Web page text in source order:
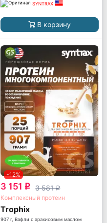
SYNTRAX
В корзину
-12%
3 151 q 3 581q
Комплексный протеин
Trophix
907 г, Вафли с арахисовым маслом